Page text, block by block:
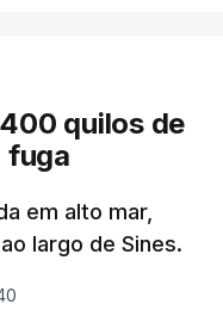
quilos de
fuga
em alto mar,
largo de Sines.